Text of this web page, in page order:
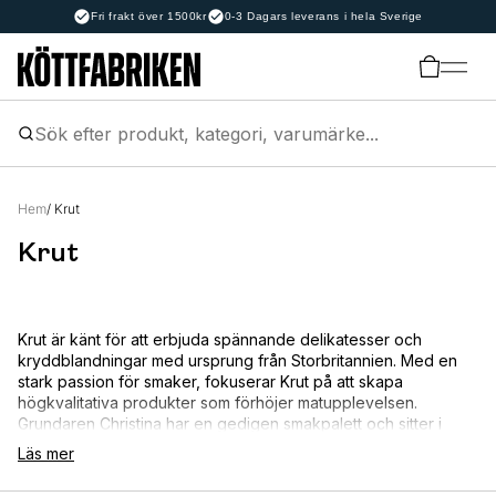
Fri frakt över 1500kr 0-3 Dagars leverans i hela Sverige
Hem/ Krut
Krut
Krut är känt för att erbjuda spännande delikatesser och
kryddblandningar med ursprung från Storbritannien. Med en
stark passion för smaker, fokuserar Krut på att skapa
högkvalitativa produkter som förhöjer matupplevelsen.
Grundaren Christina har en gedigen smakpalett och sitter i
juryn för Great Taste Awards, vilket säkerställer att varje
produkt håller högsta kvalitet. Krut är stolta över sina rubs, som
VILTRUB och RIBRUB, som är noggrant balanserade med
Läs mer